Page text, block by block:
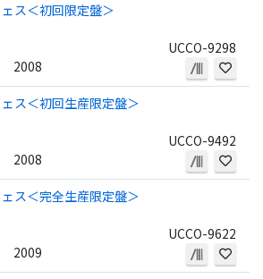
ス＜初回限定盤＞
UCCO-9298
2008
ス＜初回生産限定盤＞
UCCO-9492
2008
ス＜完全生産限定盤＞
UCCO-9622
2009